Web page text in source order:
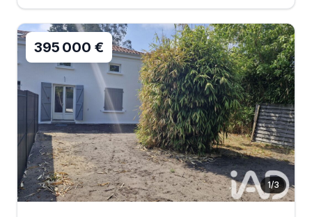
1/3
395 000 €